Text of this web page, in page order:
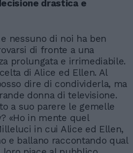
drastica e
nessuno di noi ha ben
di fronte a una
prolungata e irrimediabile.
di Alice ed Ellen. Al
dire di condividerla, ma
donna di televisione.
a suo parere le gemelle
«Ho in mente quel
in cui Alice ed Ellen,
e ballano raccontando qual